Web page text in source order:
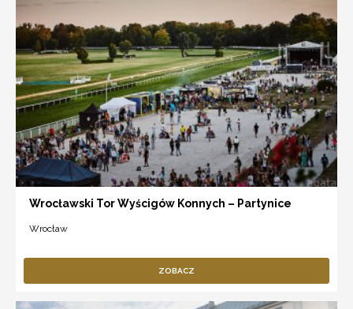
Wrocławski Tor Wyścigów Konnych – Partynice
Wrocław
ZOBACZ